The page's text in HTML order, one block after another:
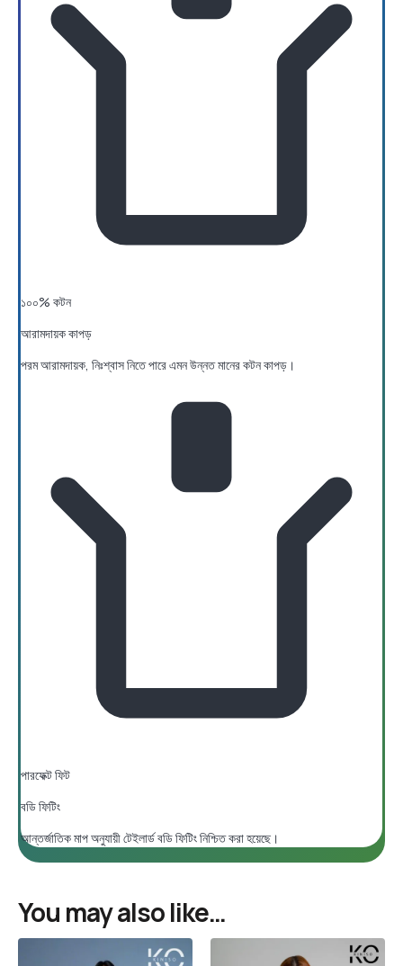
১০০% কটন
আরামদায়ক কাপড়
পরম আরামদায়ক, নিঃশ্বাস নিতে পারে এমন উন্নত মানের কটন কাপড়।
পারফেক্ট ফিট
বডি ফিটিং
আন্তর্জাতিক মাপ অনুযায়ী টেইলার্ড বডি ফিটিং নিশ্চিত করা হয়েছে।
You may also like…